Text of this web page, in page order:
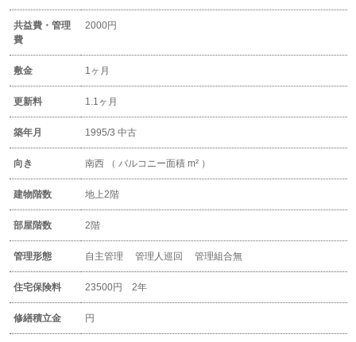
共益費・管理
費
2000円
敷金 1ヶ月
更新料 1.1ヶ月
築年月 1995/3 中古
向き 南西 （ バルコニー面積 m² ）
建物階数 地上2階
部屋階数 2階
管理形態 自主管理 管理人巡回 管理組合無
住宅保険料 23500円 2年
修繕積立金 円